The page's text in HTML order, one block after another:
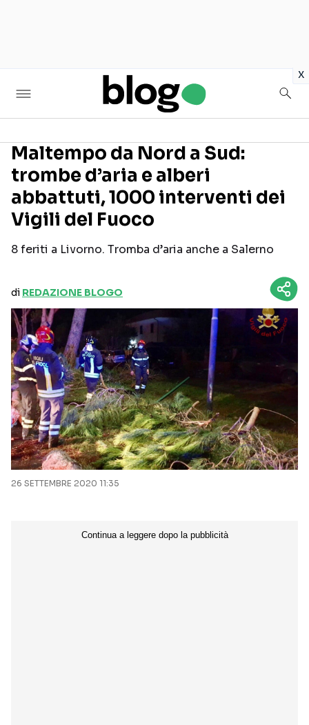
x
Seguici sui social
Maltempo da Nord a Sud:
trombe d’aria e alberi
abbattuti, 1000 interventi dei
Vigili del Fuoco
8 feriti a Livorno. Tromba d’aria anche a Salerno
di REDAZIONE BLOGO
26 SETTEMBRE 2020 11:35